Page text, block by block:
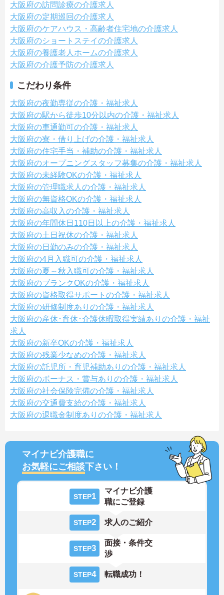
大阪府の訪問診療の介護求人
大阪府の定期巡回の介護求人
大阪府のケアハウス・高齢者住宅地の介護求人
大阪府のショートステイの介護求人
大阪府の養護老人ホームの介護求人
大阪府の介護予防の介護求人
こだわり条件
大阪府の夜勤専従の介護・福祉求人
大阪府の駅から徒歩10分以内の介護・福祉求人
大阪府の車通勤可の介護・福祉求人
大阪府の寮・借り上げの介護・福祉求人
大阪府の住宅手当・補助の介護・福祉求人
大阪府のオープニングスタッフ募集の介護・福祉求人
大阪府の未経験OKの介護・福祉求人
大阪府の管理職求人の介護・福祉求人
大阪府の無資格OKの介護・福祉求人
大阪府の高収入の介護・福祉求人
大阪府の年間休日110日以上の介護・福祉求人
大阪府の土日祝休の介護・福祉求人
大阪府の日勤のみの介護・福祉求人
大阪府の4月入職可の介護・福祉求人
大阪府の夏～秋入職可の介護・福祉求人
大阪府のブランクOKの介護・福祉求人
大阪府の資格取得サポートの介護・福祉求人
大阪府の研修制度ありの介護・福祉求人
大阪府の産休･育休･介護休暇取得実績ありの介護・福祉
求人
大阪府の新卒OKの介護・福祉求人
大阪府の残業少なめの介護・福祉求人
大阪府の託児所・育児補助ありの介護・福祉求人
大阪府のボーナス・賞与ありの介護・福祉求人
大阪府の社会保険完備の介護・福祉求人
大阪府の交通費支給の介護・福祉求人
大阪府の退職金制度ありの介護・福祉求人
マイナビ介護職に
お気軽にご相談下さい！
STEP1
マイナビ介護
職にご登録
STEP2 求人のご紹介
STEP3
面接・条件交
渉
STEP4 転職成功！